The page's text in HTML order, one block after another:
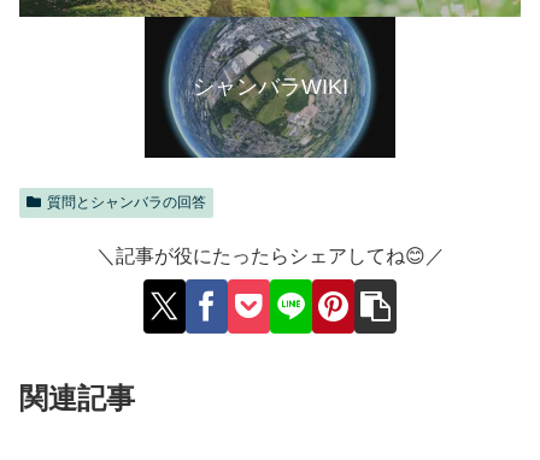
シャンバラWIKI
質問とシャンバラの回答
＼記事が役にたったらシェアしてね😊／
関連記事